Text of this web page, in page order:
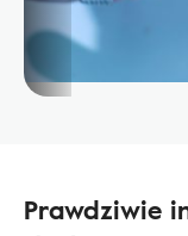
Prawdziwie